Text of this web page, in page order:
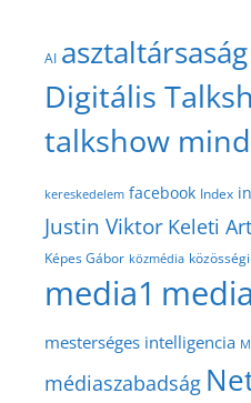
AI asztaltársaság
Digitális
talkshow
kereskedelem facebook Index
Justin Viktor Keleti
Képes Gábor közmédia
media1
mesterséges intelligencia
médiaszabadság